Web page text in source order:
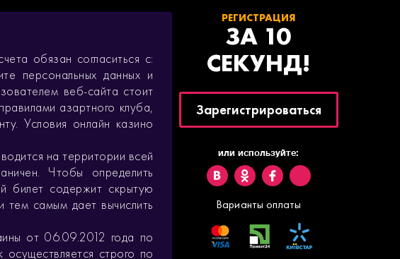
обязан согласиться с:
персональных данных и
веб-сайта стоит
азартного клуба,
Условия онлайн казино
на территории всей
Чтобы определить
билет содержит скрытую
самым дает вычислить
от 06.09.2012 года по
строго по
РЕГИСТРАЦИЯ
ЗА 10
СЕКУНД!
Зарегистрироваться
или используйте:
Варианты оплаты